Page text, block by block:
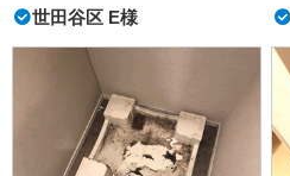
世田谷区 E様